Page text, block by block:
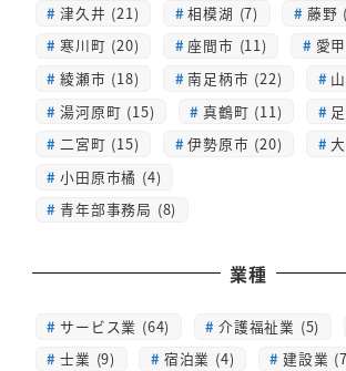
津久井 (21)
相模湖 (7)
藤野
寒川町 (20)
座間市 (11)
愛
綾瀬市 (18)
南足柄市 (22)
湯河原町 (15)
真鶴町 (11)
二宮町 (15)
伊勢原市 (20)
小田原市橘 (4)
青年部事務局 (8)
業種
サービス業 (64) 介護福祉業 (5)
士業 (9)
宿泊業 (4)
建設業